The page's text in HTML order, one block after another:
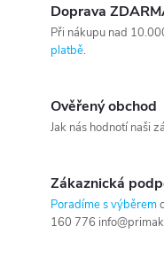
Doprava
Při nákupu nad
platbě.
Ověřený obchod
Jak nás hodnotí naši
Zákaznická
Poradíme s výběrem
160 776